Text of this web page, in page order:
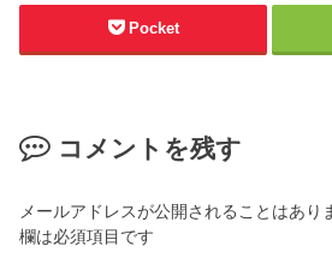
Pocket
コメントを残す
メールアドレスが公開されることはあり
欄は必須項目です